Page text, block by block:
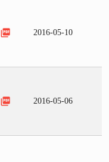
picture_as_pdf 2016-05-10
picture_as_pdf 2016-05-06